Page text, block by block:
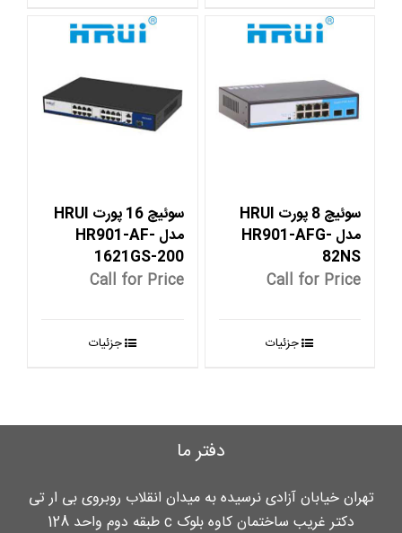
سوئیچ 8 پورت HRUI
مدل HR901-AFG-
82NS
Call for Price
جزئیات
سوئیچ 16 پورت HRUI
مدل HR901-AF-
1621GS-200
Call for Price
جزئیات
دفتر ما
تهران خیابان آزادی نرسیده به میدان انقلاب روبروی بی ار تی
دکتر غریب ساختمان کاوه بلوک c طبقه دوم واحد 128